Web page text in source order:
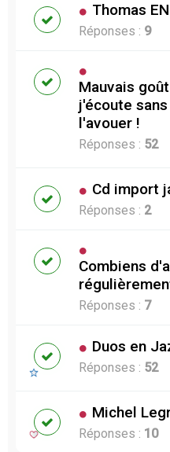
Thomas
Réponses : 9
Mauvais
j'écoute
l'avouer !
Réponses : 52
Cd import
Réponses : 2
Combiens
Réponses : 7
Duos en
Réponses : 52
Michel
Réponses : 10